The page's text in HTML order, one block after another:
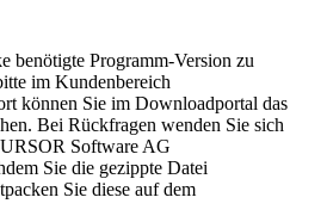
benötigte Programm-Version zu
im Kundenbereich
können Sie im Downloadportal das
Bei Rückfragen wenden Sie sich
Software AG
Sie die gezippte Datei
Sie diese auf dem